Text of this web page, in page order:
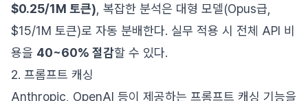
$0.25/1M 토큰) , 복잡한 분석은 대형 모델(Opus급,
$15/1M 토큰)로 자동 분배한다. 실무 적용 시 전체 API 비
용을 40~60% 절감할 수 있다.
2. 프롬프트 캐싱
Anthropic, OpenAI 등이 제공하는 프롬프트 캐싱 기능을